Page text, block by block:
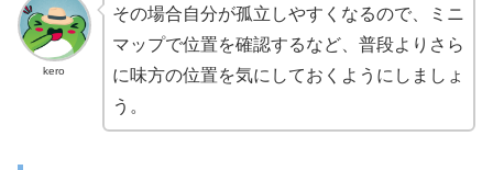
kero
その場合自分が孤立しやすくなるので、ミニ
マップで位置を確認するなど、普段よりさら
に味方の位置を気にしておくようにしましょ
う。